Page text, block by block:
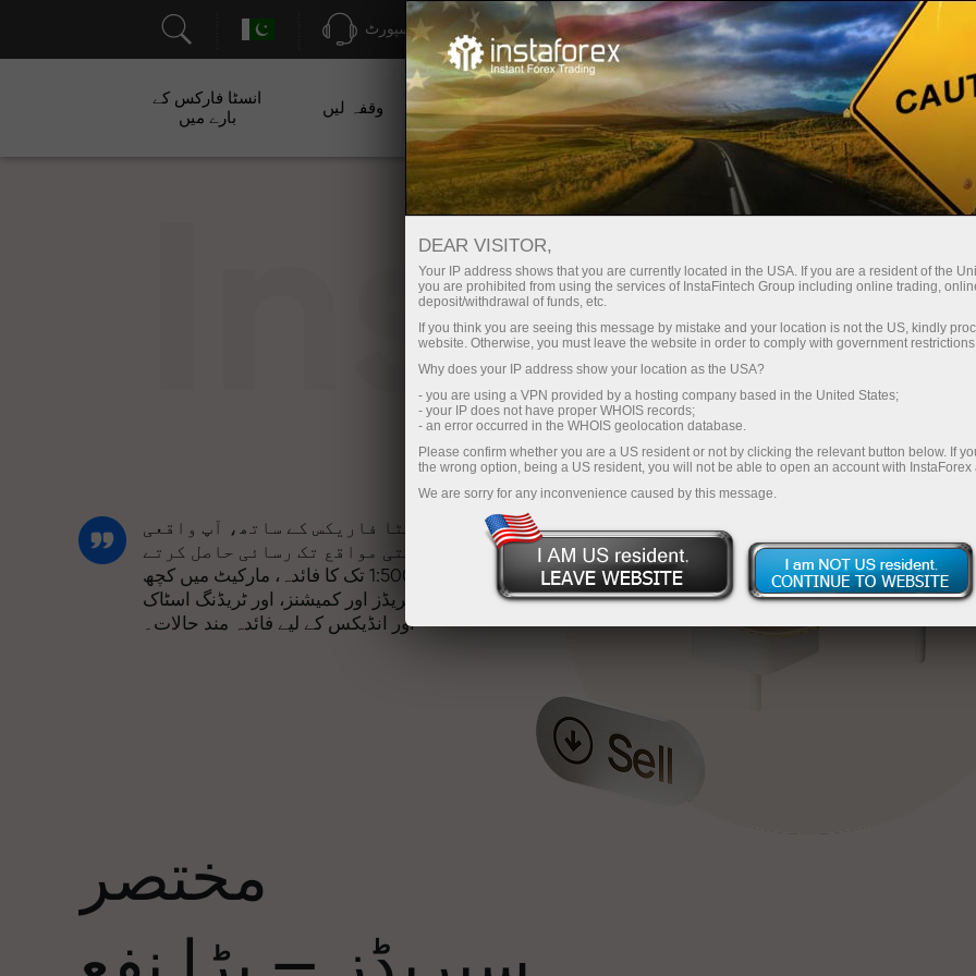
سپورٹ فوری اکاونٹ کھولیں تجارتی پلیٹ فارم
آموز کے لیے
سرمایہ کاروں کے
لیے
شراکت داروں کے
لئے
مہمات وقفہ لیں
انسٹا فارکس کے
بارے میں
انسٹا فاریکس کے ساتھ، آپ واقعی
مسابقتی مواقع تک رسائی حاصل کرتے
ہیں: 1:5000 تک کا فائدہ، مارکیٹ میں کچھ
بہترین اسپریڈز اور کمیشنز، اور ٹریڈنگ اسٹاک
اور انڈیکس کے لیے فائدہ مند حالات۔
جیسی قدروں کا اشتراک کرتی ہے۔ ایلس
لوپرائس ٹریڈنگ کی دنیا میں ڈرائیو
مختصر
DEAR VISITOR,
Your IP address shows that you are currently located in the USA. If you are a resident of the
you are prohibited from using the services of InstaFintech Group including online trading,
deposit/withdrawal of funds, etc.
If you think you are seeing this message by mistake and your location is not the US, kindly
website. Otherwise, you must leave the website in order to comply with government
Why does your IP address show your location as the USA?
- you are using a VPN provided by a hosting company based in the United States;
- your IP does not have proper WHOIS records;
- an error occurred in the WHOIS geolocation database.
Please confirm whether you are a US resident or not by clicking the relevant button below. If
the wrong option, being a US resident, you will not be able to open an account with InstaForex
We are sorry for any inconvenience caused by this message.